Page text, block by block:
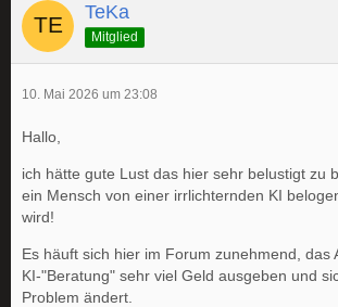
TeKa
Mitglied
10. Mai 2026 um 23:08
Hallo,
ich hätte gute Lust das hier sehr belustigt zu
ein Mensch von einer irrlichternden KI
wird!
Es häuft sich hier im Forum zunehmend, das
KI-"Beratung" sehr viel Geld ausgeben und
Problem ändert.